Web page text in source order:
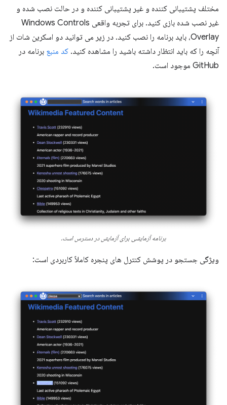
مختلف پشتیبانی کننده و غیر پشتیبانی کننده و در حالت نصب شده و
غیر نصب شده بازی کنید. برای تجربه واقعی Windows Controls
Overlay، باید برنامه را نصب کنید. در زیر می توانید دو اسکرین شات از
آنچه را که باید انتظار داشته باشید را مشاهده کنید. کد منبع برنامه در
GitHub موجود است.
برنامه آزمایشی برای آزمایش در دسترس است.
ویژگی جستجو در پوشش کنترل های پنجره کاملاً کاربردی است: